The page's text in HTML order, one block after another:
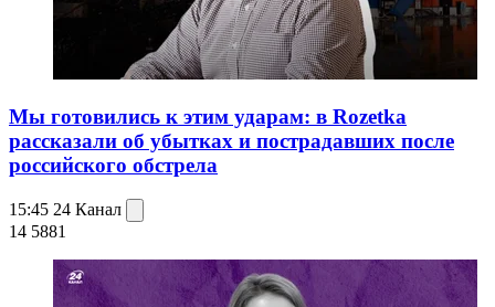
Мы готовились к этим ударам: в Rozetka
рассказали об убытках и пострадавших после
российского обстрела
15:45 24 Канал
14 5881